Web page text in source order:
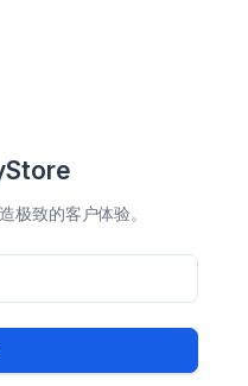
极致的客户体验。